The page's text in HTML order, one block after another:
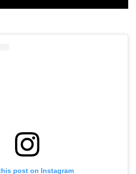
post on Instagram